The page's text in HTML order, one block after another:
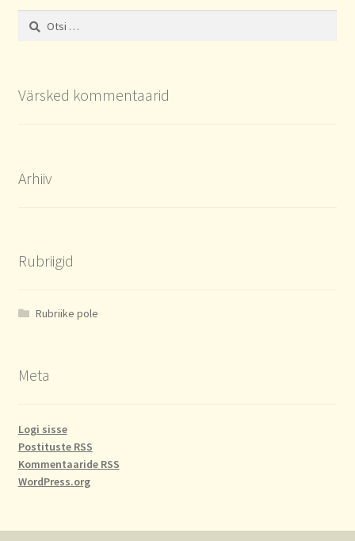
Otsi:
Värsked kommentaarid
Arhiiv
Rubriigid
Rubriike pole
Meta
Logi sisse
Postituste RSS
Kommentaaride RSS
WordPress.org